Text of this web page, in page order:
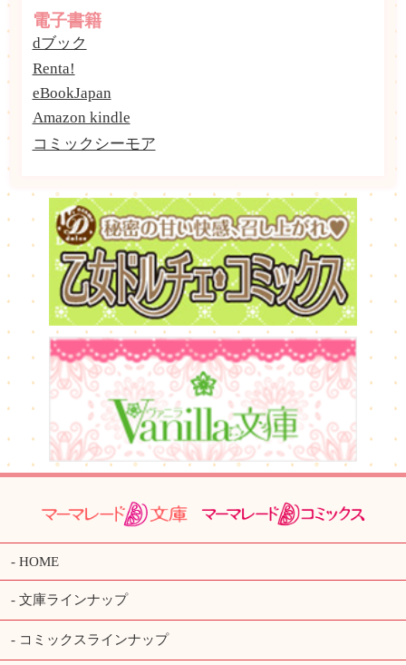
電子書籍
dブック
Renta!
eBookJapan
Amazon kindle
コミックシーモア
HOME
文庫ラインナップ
コミックスラインナップ